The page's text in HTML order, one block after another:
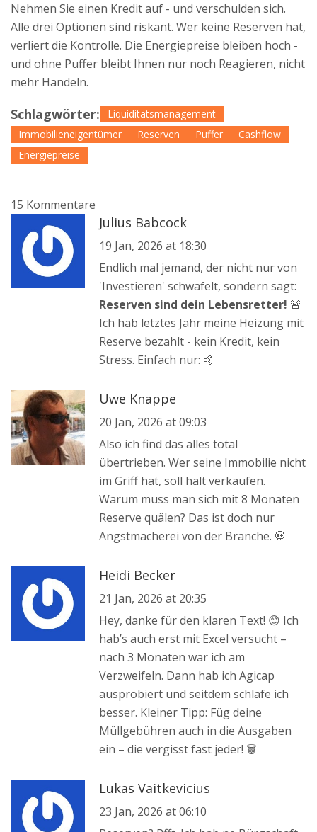
Nehmen Sie einen Kredit auf - und verschulden sich.
Alle drei Optionen sind riskant. Wer keine Reserven hat,
verliert die Kontrolle. Die Energiepreise bleiben hoch -
und ohne Puffer bleibt Ihnen nur noch Reagieren, nicht
mehr Handeln.
Schlagwörter:
Liquiditätsmanagement
Immobilieneigentümer
Reserven Puffer
Cashflow
Energiepreise
15 Kommentare
Julius Babcock
19 Jan, 2026 at 18:30
Endlich mal jemand, der nicht nur von
'Investieren' schwafelt, sondern sagt:
Reserven sind dein Lebensretter! 🚨
Ich hab letztes Jahr meine Heizung mit
Reserve bezahlt - kein Kredit, kein
Stress. Einfach nur: 🤙
Uwe Knappe
20 Jan, 2026 at 09:03
Also ich find das alles total
übertrieben. Wer seine Immobilie nicht
im Griff hat, soll halt verkaufen.
Warum muss man sich mit 8 Monaten
Reserve quälen? Das ist doch nur
Angstmacherei von der Branche. 💀
Heidi Becker
21 Jan, 2026 at 20:35
Hey, danke für den klaren Text! 😊 Ich
hab’s auch erst mit Excel versucht –
nach 3 Monaten war ich am
Verzweifeln. Dann hab ich Agicap
ausprobiert und seitdem schlafe ich
besser. Kleiner Tipp: Füg deine
Müllgebühren auch in die Ausgaben
ein – die vergisst fast jeder! 🗑️
Lukas Vaitkevicius
23 Jan, 2026 at 06:10